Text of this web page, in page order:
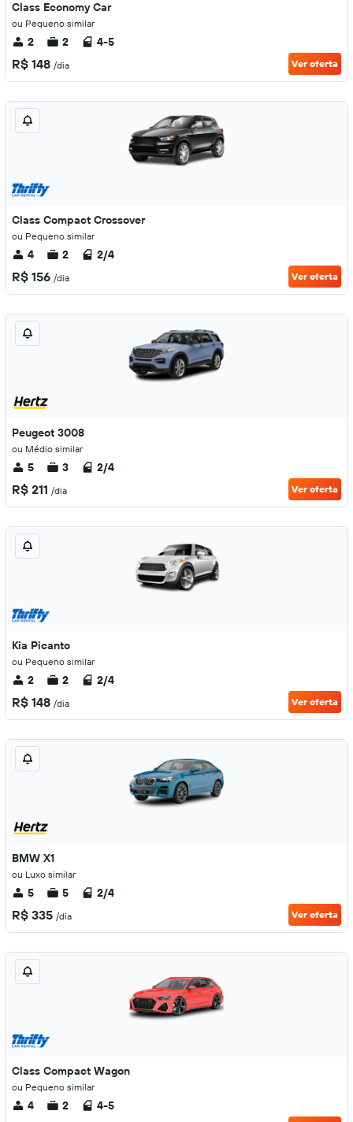
Class Economy Car
ou Pequeno similar
2 2 4-5
R$ 148 /dia Ver oferta
Class Compact Crossover
ou Pequeno similar
4 2 2/4
R$ 156 /dia Ver oferta
Peugeot 3008
ou Médio similar
5 3 2/4
R$ 211 /dia Ver oferta
Kia Picanto
ou Pequeno similar
2 2 2/4
R$ 148 /dia Ver oferta
BMW X1
ou Luxo similar
5 5 2/4
R$ 335 /dia Ver oferta
Class Compact Wagon
ou Pequeno similar
4 2 4-5